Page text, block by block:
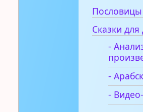
Сказки для
-
-
-